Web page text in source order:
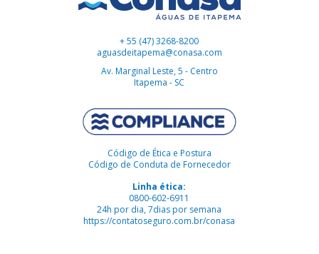
+ 55 (47) 3268-8200
aguasdeitapema@conasa.com
Av. Marginal Leste, 5 - Centro
Itapema - SC
Código de Ética e Postura
Código de Conduta de Fornecedor
Linha ética:
0800-602-6911
24h por dia, 7dias por semana
https://contatoseguro.com.br/conasa